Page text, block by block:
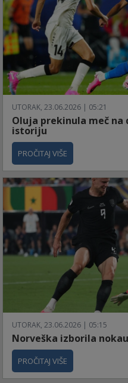
UTORAK, 23.06.2026 | 05:21
Oluja prekinula meč na
istoriju
PROČITAJ VIŠE
UTORAK, 23.06.2026 | 05:15
Norveška izborila
PROČITAJ VIŠE